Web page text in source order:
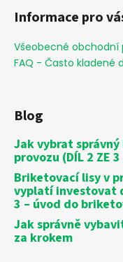
Informace pro
Všeobecné obchodní
FAQ - Často kladené
Blog
Jak vybrat
provozu (DÍL 2 ZE
Briketovací lisy v
vyplatí investovat
3 – úvod do
Jak správně
za krokem